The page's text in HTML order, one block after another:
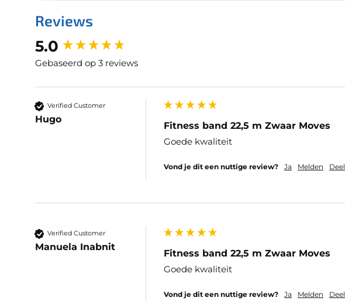
Reviews
5.0
Gebaseerd op 3 reviews
Verified Customer
Hugo
Fitness band 22,5 m Zwaar Moves
Goede kwaliteit
Vond je dit een nuttige review? Ja Melden Deel
Verified Customer
Manuela Inabnit
Fitness band 22,5 m Zwaar Moves
Goede kwaliteit
Vond je dit een nuttige review? Ja Melden Deel
New content loaded